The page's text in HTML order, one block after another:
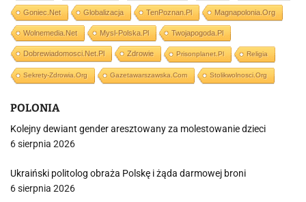
Goniec.net Globalizacja TenPoznan.pl Magnapolonia.org
Wolnemedia.net Mysl-Polska.pl Twojapogoda.pl
Dobrewiadomosci.net.pl Zdrowie Prisonplanet.pl Religia
Sekrety-Zdrowia.org Gazetawarszawska.com Stolikwolnosci.org
POLONIA
Kolejny dewiant gender aresztowany za molestowanie dzieci
6 sierpnia 2026
Ukraiński politolog obraża Polskę i żąda darmowej broni
6 sierpnia 2026